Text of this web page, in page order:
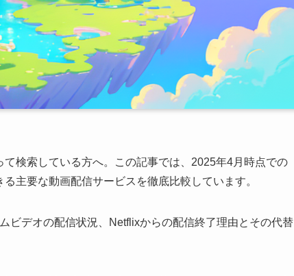
検索している方へ。この記事では、2025年4月時点での
主要な動画配信サービスを徹底比較しています。
ビデオの配信状況、Netflixからの配信終了理由とその代替